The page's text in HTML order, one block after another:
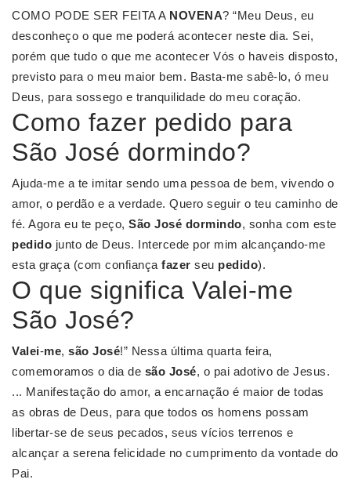
COMO PODE SER FEITA A NOVENA? “Meu Deus, eu
desconheço o que me poderá acontecer neste dia. Sei,
porém que tudo o que me acontecer Vós o haveis disposto,
previsto para o meu maior bem. Basta-me sabê-lo, ó meu
Deus, para sossego e tranquilidade do meu coração.
Como fazer pedido para
São José dormindo?
Ajuda-me a te imitar sendo uma pessoa de bem, vivendo o
amor, o perdão e a verdade. Quero seguir o teu caminho de
fé. Agora eu te peço, São José dormindo, sonha com este
pedido junto de Deus. Intercede por mim alcançando-me
esta graça (com confiança fazer seu pedido).
O que significa Valei-me
São José?
Valei-me, são José!” Nessa última quarta feira,
comemoramos o dia de são José, o pai adotivo de Jesus.
... Manifestação do amor, a encarnação é maior de todas
as obras de Deus, para que todos os homens possam
libertar-se de seus pecados, seus vícios terrenos e
alcançar a serena felicidade no cumprimento da vontade do
Pai.